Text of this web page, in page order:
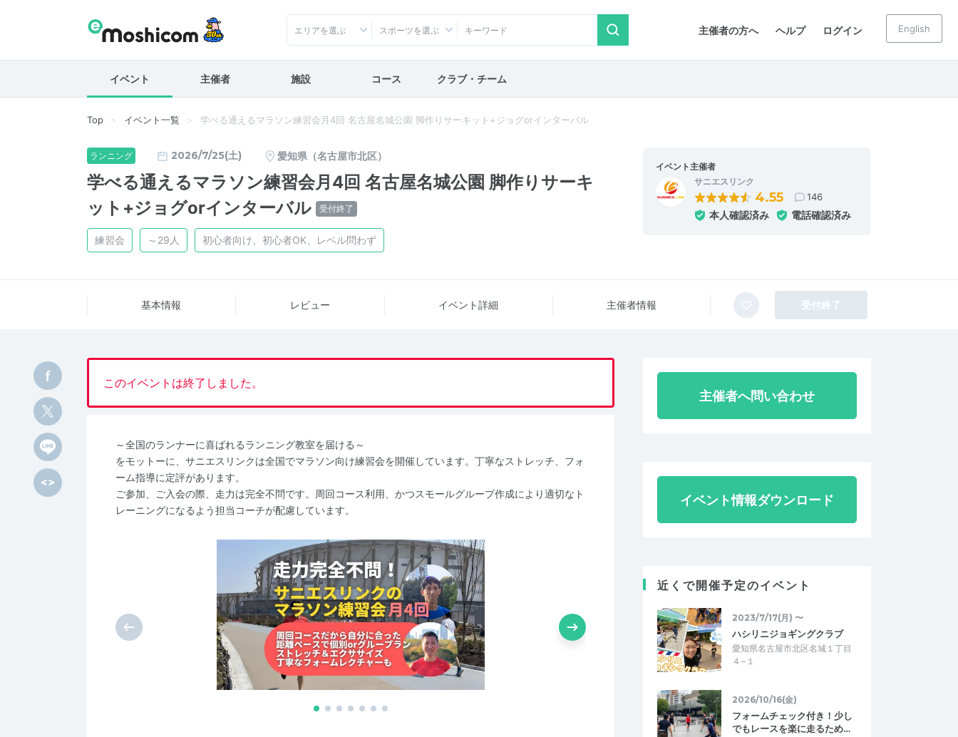
主催者の方へ ヘルプ ログイン
エリアを選ぶ スポーツを選ぶ English
イベント 主催者 施設 コース クラブ・チーム
Top イベント一覧 学べる通えるマラソン練習会月4回 名古屋名城公園 脚作りサーキット+ジョグorインターバル
ランニング 2026/7/25(土) 愛知県（名古屋市北区）
学べる通えるマラソン練習会月4回 名古屋名城公園 脚作りサーキ
ット+ジョグorインターバル
受付終了
練習会 ～29人 初心者向け、初心者OK、レベル問わず
イベント主催者
サニエスリンク
4.55 146
本人確認済み 電話確認済み
基本情報 レビュー イベント詳細 主催者情報 受付終了
このイベントは終了しました。
～全国のランナーに喜ばれるランニング教室を届ける～
をモットーに、サニエスリンクは全国でマラソン向け練習会を開催しています。丁寧なストレッチ、フォ
ーム指導に定評があります。
ご参加、ご入会の際、走力は完全不問です。周回コース利用、かつスモールグループ作成により適切なト
レーニングになるよう担当コーチが配慮しています。
主催者へ問い合わせ
イベント情報ダウンロード
近くで開催予定のイベント
2023/7/17(月) 〜
ハシリニジョギングクラブ
愛知県名古屋市北区名城１丁目
４−１
2026/10/16(金)
フォームチェック付き！少し
でもレースを楽に走るため…